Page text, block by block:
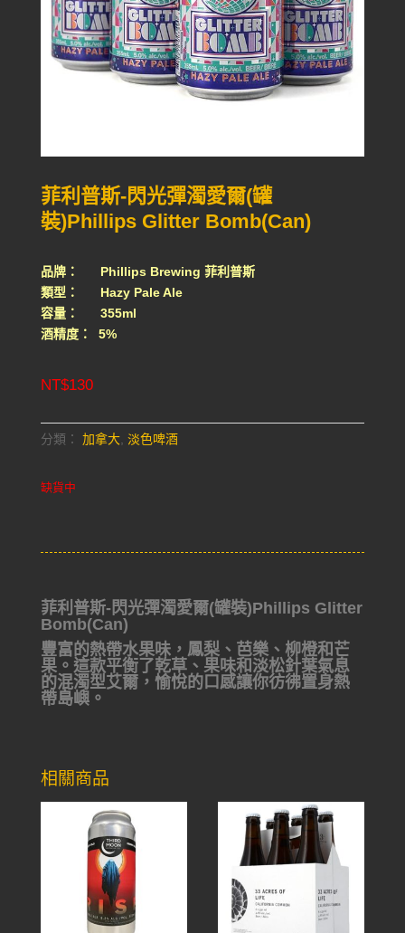
菲利普斯-閃光彈濁愛爾(罐
裝)Phillips Glitter Bomb(Can)
品牌： Phillips Brewing 菲利普斯
類型： Hazy Pale Ale
容量： 355ml
酒精度： 5%
NT$130
分類： 加拿大, 淡色啤酒
缺貨中
菲利普斯-閃光彈濁愛爾(罐裝)Phillips Glitter
Bomb(Can)
豐富的熱帶水果味，鳳梨、芭樂、柳橙和芒
果。這款平衡了乾草、果味和淡松針葉氣息
的混濁型艾爾，愉悅的口感讓你彷彿置身熱
帶島嶼。
相關商品